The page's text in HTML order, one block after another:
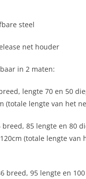
steel
net houder
in 2 maten:
lengte 70 en 50
(totale lengte van het
breed, 85 lengte en 80
(totale lengte van
breed, 95 lengte en